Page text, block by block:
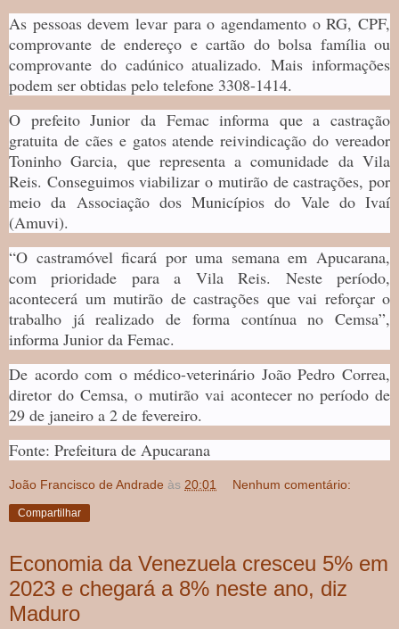
As pessoas devem levar para o agendamento o RG, CPF,
comprovante de endereço e cartão do bolsa família ou
comprovante do cadúnico atualizado. Mais informações
podem ser obtidas pelo telefone 3308-1414.
O prefeito Junior da Femac informa que a castração
gratuita de cães e gatos atende reivindicação do vereador
Toninho Garcia, que representa a comunidade da Vila
Reis. Conseguimos viabilizar o mutirão de castrações, por
meio da Associação dos Municípios do Vale do Ivaí
(Amuvi).
“O castramóvel ficará por uma semana em Apucarana,
com prioridade para a Vila Reis. Neste período,
acontecerá um mutirão de castrações que vai reforçar o
trabalho já realizado de forma contínua no Cemsa”,
informa Junior da Femac.
De acordo com o médico-veterinário João Pedro Correa,
diretor do Cemsa, o mutirão vai acontecer no período de
29 de janeiro a 2 de fevereiro.
Fonte: Prefeitura de Apucarana
João Francisco de Andrade às 20:01 Nenhum comentário:
Compartilhar
Economia da Venezuela cresceu 5% em
2023 e chegará a 8% neste ano, diz
Maduro